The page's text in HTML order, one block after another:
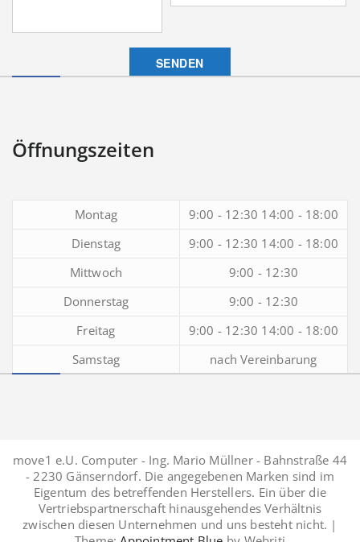
Öffnungszeiten
Montag
9:00 - 12:30 14:00 - 18:00
Dienstag
9:00 - 12:30 14:00 - 18:00
Mittwoch
9:00 - 12:30
Donnerstag
9:00 - 12:30
Freitag
9:00 - 12:30 14:00 - 18:00
Samstag
nach Vereinbarung
move1 e.U. Computer - Ing. Mario Müllner - Bahnstraße 44
- 2230 Gänserndorf. Die angegebenen Marken sind im
Eigentum des betreffenden Herstellers. Ein über die
Vertriebspartnerschaft hinausgehendes Verhältnis
zwischen diesen Unternehmen und uns besteht nicht. |